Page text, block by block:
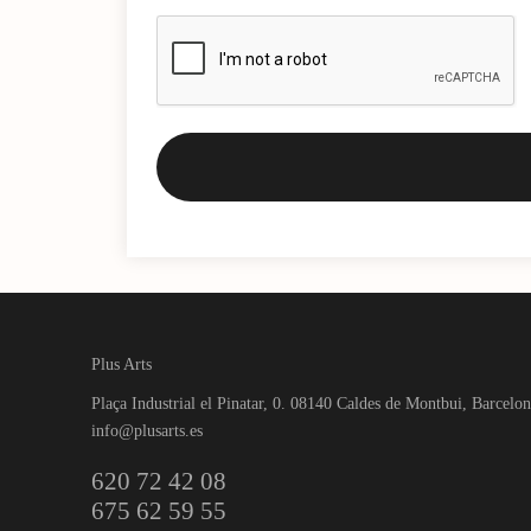
Plus Arts
Plaça Industrial el Pinatar, 0. 08140 Caldes de Montbui,
info@plusarts.es
620 72 42 08
675 62 59 55